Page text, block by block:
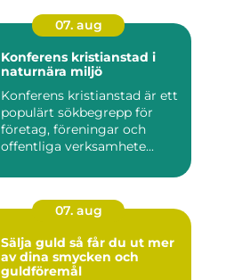
07. aug
Konferens kristianstad i
naturnära miljö
Konferens kristianstad är ett
populärt sökbegrepp för
företag, föreningar och
offentliga verksamhete...
07. aug
Sälja guld så får du ut mer
av dina smycken och
guldföremål